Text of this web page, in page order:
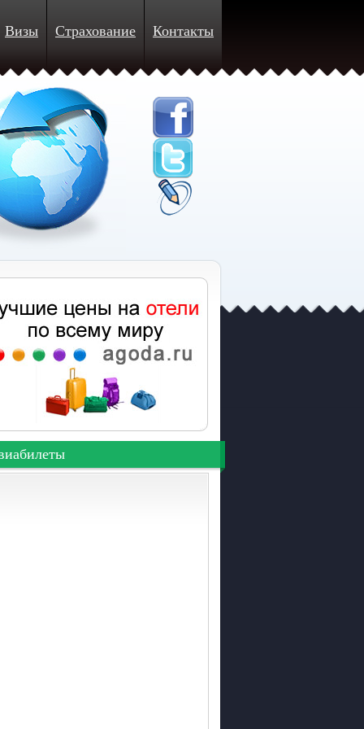
Визы Страхование Контакты